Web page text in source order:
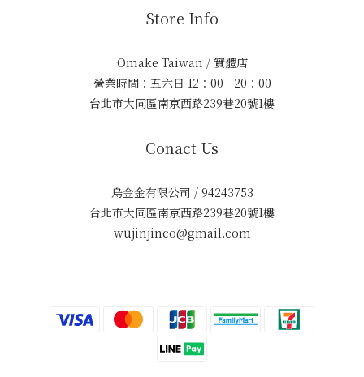
Store Info
Omake Taiwan / 實體店
營業時間：五六日 12：00 - 20：00
台北市大同區南京西路239巷20號1樓
Conact Us
烏金金有限公司 / 94243753
台北市大同區南京西路239巷20號1樓
wujinjinco@gmail.com